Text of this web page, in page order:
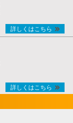
詳しくはこちら
詳しくはこちら